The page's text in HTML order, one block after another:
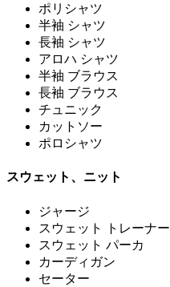
ポリシャツ
半袖 シャツ
長袖 シャツ
アロハ シャツ
半袖 ブラウス
長袖 ブラウス
チュニック
カットソー
ポロシャツ
スウェット、ニット
ジャージ
スウェット トレーナー
スウェット パーカ
カーディガン
セーター